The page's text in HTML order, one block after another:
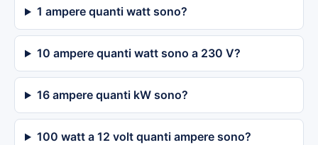
1 ampere quanti watt sono?
10 ampere quanti watt sono a 230 V?
16 ampere quanti kW sono?
100 watt a 12 volt quanti ampere sono?